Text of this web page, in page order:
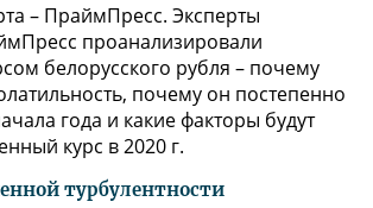
– ПраймПресс. Эксперты
проанализировали
белорусского рубля – почему
почему он постепенно
года и какие факторы будут
курс в 2020 г.
турбулентности